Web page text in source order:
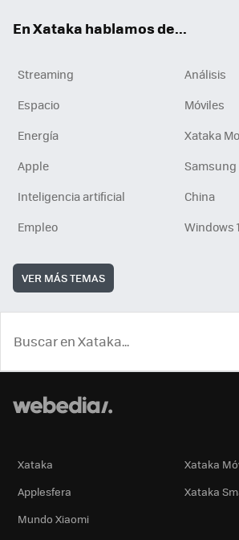
En Xataka hablamos de...
Streaming
Análisis
Espacio
Móviles
Energía
Xataka
Apple
Samsung
Inteligencia artificial
China
Empleo
Windows
VER MÁS TEMAS
Xataka
Xataka
Applesfera
Xataka
Mundo Xiaomi